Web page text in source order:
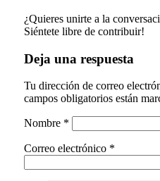
¿Quieres unirte a la
Siéntete libre de contribuir!
Deja una respuesta
Tu dirección de correo
campos obligatorios están
Nombre *
Correo electrónico *